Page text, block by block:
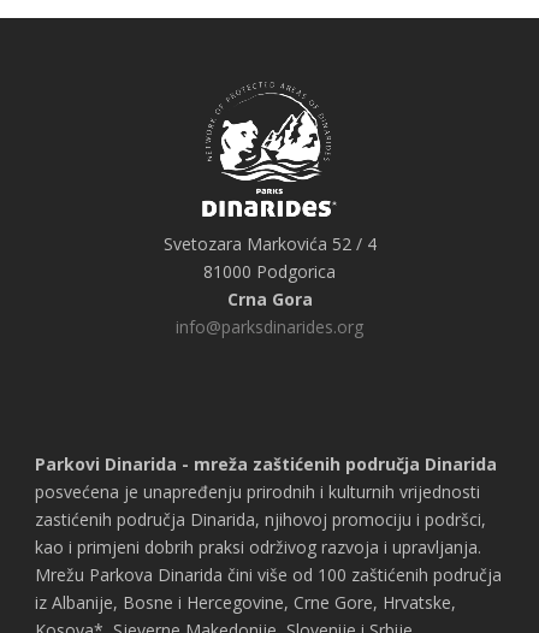
Svetozara Markovića 52 / 4
81000 Podgorica
Crna Gora
info@parksdinarides.org
Parkovi Dinarida - mreža zaštićenih područja Dinarida
posvećena je unapređenju prirodnih i kulturnih vrijednosti
zastićenih područja Dinarida, njihovoj promociju i podršci,
kao i primjeni dobrih praksi održivog razvoja i upravljanja.
Mrežu Parkova Dinarida čini više od 100 zaštićenih područja
iz Albanije, Bosne i Hercegovine, Crne Gore, Hrvatske,